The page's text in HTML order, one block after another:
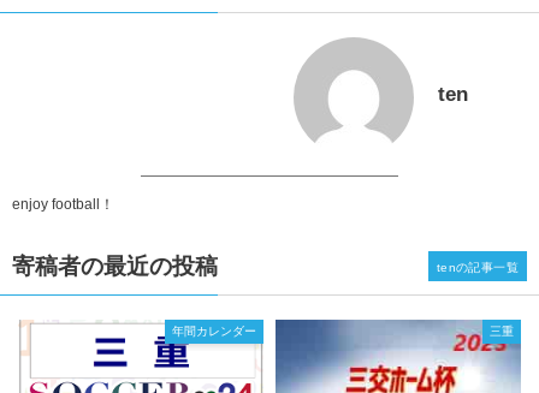
ten
enjoy football！
寄稿者の最近の投稿
年間カレンダー 三重
tenの記事一覧